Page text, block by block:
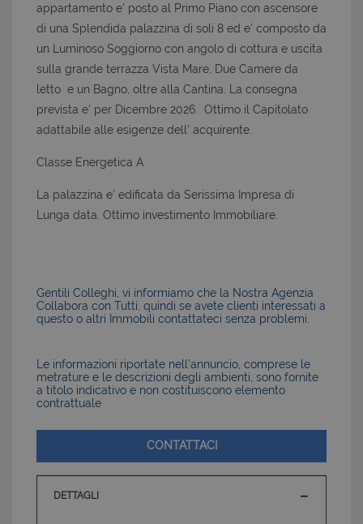
appartamento e' posto al Primo Piano con ascensore
di una Splendida palazzina di soli 8 ed e' composto da
un Luminoso Soggiorno con angolo di cottura e uscita
sulla grande terrazza Vista Mare, Due Camere da
letto e un Bagno, oltre alla Cantina. La consegna
prevista e' per Dicembre 2026. Ottimo il Capitolato
adattabile alle esigenze dell' acquirente.
Classe Energetica A
La palazzina e' edificata da Serissima Impresa di
Lunga data. Ottimo investimento Immobiliare.
Gentili Colleghi, vi informiamo che la Nostra Agenzia
Collabora con Tutti, quindi se avete clienti interessati a
questo o altri Immobili contattateci senza problemi.
Le informazioni riportate nell’annuncio, comprese le
metrature e le descrizioni degli ambienti, sono fornite
a titolo indicativo e non costituiscono elemento
contrattuale
CONTATTACI
DETTAGLI